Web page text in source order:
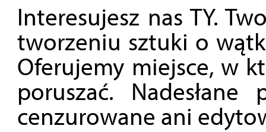
Interesujesz nas TY.
tworzeniu sztuki o
Oferujemy miejsce, w
poruszać.
cenzurowane ani